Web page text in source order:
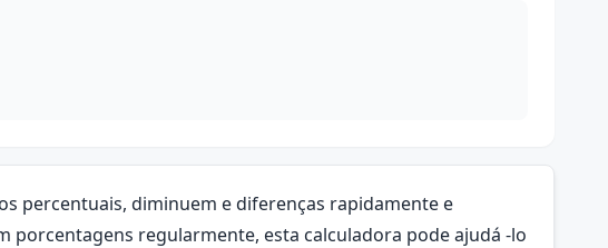
percentuais, diminuem e diferenças rapidamente e
porcentagens regularmente, esta calculadora pode ajudá -lo